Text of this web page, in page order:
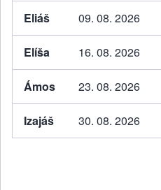
Eliáš 09. 08. 2026
Elíša 16. 08. 2026
Ámos 23. 08. 2026
Izajáš 30. 08. 2026